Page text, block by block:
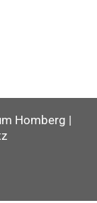
Homberg |